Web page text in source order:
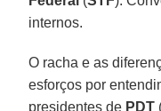
internos.
O racha e as
esforços por
presidentes de PDT